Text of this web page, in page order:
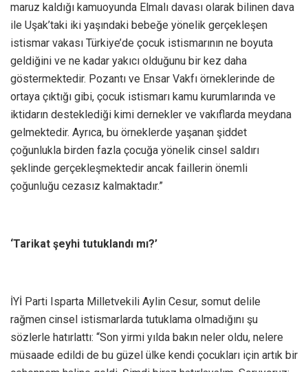
maruz kaldığı kamuoyunda Elmalı davası olarak bilinen dava
ile Uşak’taki iki yaşındaki bebeğe yönelik gerçekleşen
istismar vakası Türkiye’de çocuk istismarının ne boyuta
geldiğini ve ne kadar yakıcı olduğunu bir kez daha
göstermektedir. Pozantı ve Ensar Vakfı örneklerinde de
ortaya çıktığı gibi, çocuk istismarı kamu kurumlarında ve
iktidarın desteklediği kimi dernekler ve vakıflarda meydana
gelmektedir. Ayrıca, bu örneklerde yaşanan şiddet
çoğunlukla birden fazla çocuğa yönelik cinsel saldırı
şeklinde gerçekleşmektedir ancak faillerin önemli
çoğunluğu cezasız kalmaktadır.”
‘Tarikat şeyhi tutuklandı mı?’
İYİ Parti Isparta Milletvekili Aylin Cesur, somut delile
rağmen cinsel istismarlarda tutuklama olmadığını şu
sözlerle hatırlattı: “Son yirmi yılda bakın neler oldu, nelere
müsaade edildi de bu güzel ülke kendi çocukları için artık bir